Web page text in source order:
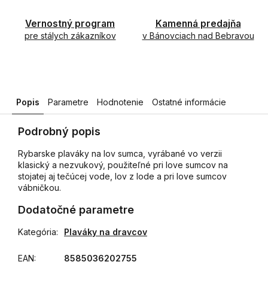
Vernostný program
pre stálych zákazníkov
Kamenná predajňa
v Bánovciach nad Bebravou
Popis Parametre Hodnotenie Ostatné informácie
Podrobný popis
Rybarske plaváky na lov sumca, vyrábané vo verzii
klasický a nezvukový, použiteľné pri love sumcov na
stojatej aj tečúcej vode, lov z lode a pri love sumcov
vábničkou.
Dodatočné parametre
Kategória: Plaváky na dravcov
EAN: 8585036202755